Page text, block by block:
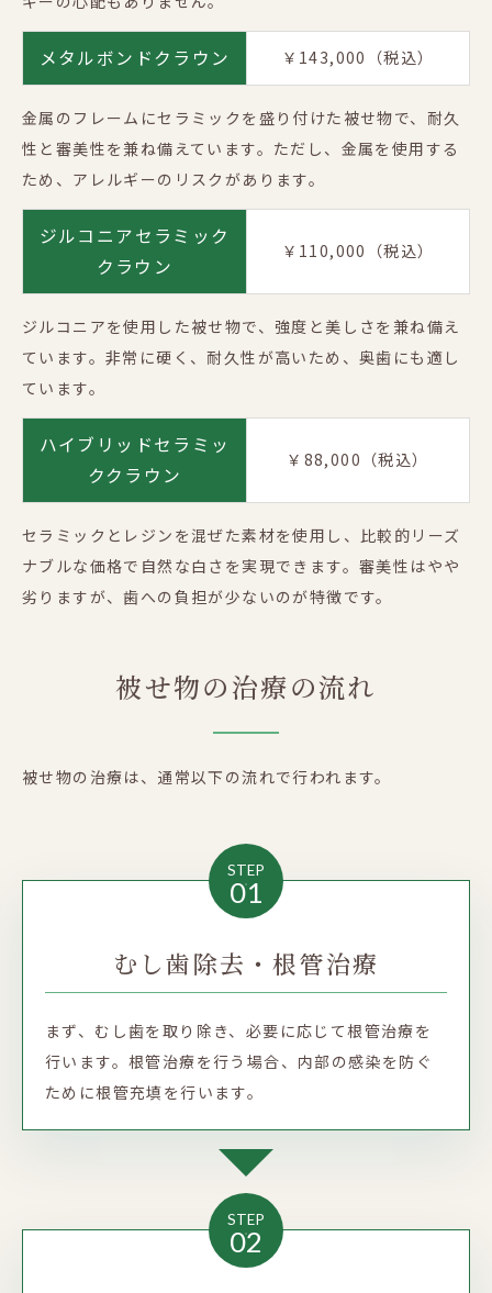
メタルボンドクラウン ￥143,000（税込）
金属のフレームにセラミックを盛り付けた被せ物で、耐久
性と審美性を兼ね備えています。ただし、金属を使用する
ため、アレルギーのリスクがあります。
ジルコニアセラミック
クラウン
￥110,000（税込）
ジルコニアを使用した被せ物で、強度と美しさを兼ね備え
ています。非常に硬く、耐久性が高いため、奥歯にも適し
ています。
ハイブリッドセラミッ
ククラウン
￥88,000（税込）
セラミックとレジンを混ぜた素材を使用し、比較的リーズ
ナブルな価格で自然な白さを実現できます。審美性はやや
劣りますが、歯への負担が少ないのが特徴です。
被せ物の治療の流れ
被せ物の治療は、通常以下の流れで行われます。
STEP
01
むし歯除去・根管治療
まず、むし歯を取り除き、必要に応じて根管治療を
行います。根管治療を行う場合、内部の感染を防ぐ
ために根管充填を行います。
STEP
02